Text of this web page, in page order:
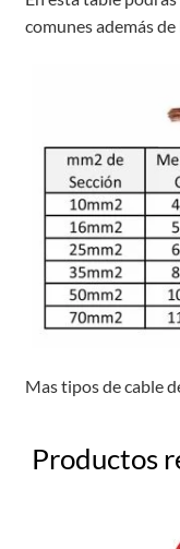
comunes además
Mas tipos de cable
Productos